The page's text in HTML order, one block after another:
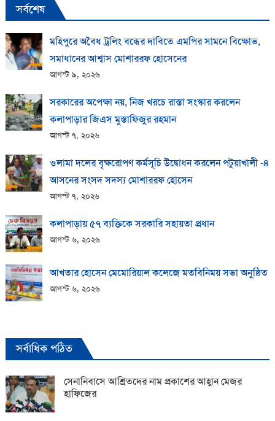
সর্বশেষ
মহিপুরে অবৈধ ট্রলিং বন্ধের দাবিতে এমপির সামনে বিক্ষোভ,
সমাধানের আশ্বাস মোশাররফ হোসেনের
আগস্ট ৯, ২০২৬
সরকারের অপেক্ষা নয়, নিজ খরচে রাস্তা সংস্কার করলেন
কলাপাড়ার জিএস মুস্তাফিজুর রহমান
আগস্ট ৭, ২০২৬
ওলামা দলের বৃক্ষরোপণ কর্মসূচি উদ্বোধন করলেন পটুয়াখালী -৪
আসনের সংসদ সদস্য মোশাররফ হোসেন
আগস্ট ৭, ২০২৬
কলাপাড়ায় ​৫৭ ব্যক্তিকে সরকারি সহায়তা প্রধান
আগস্ট ৬, ২০২৬
আখতার হোসেন মেমোরিয়াল কলেজে মতবিনিময় সভা অনুষ্ঠিত
আগস্ট ৬, ২০২৬
সর্বাধিক পঠিত
সেনানিবাসে আশ্রিতদের নাম প্রকাশের আহ্বান মেজর
হাফিজের